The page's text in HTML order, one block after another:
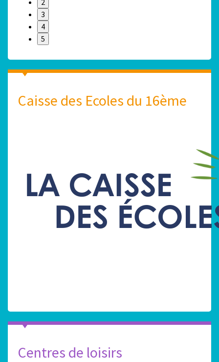
2
3
4
5
Caisse des Ecoles du 16ème
Centres de loisirs